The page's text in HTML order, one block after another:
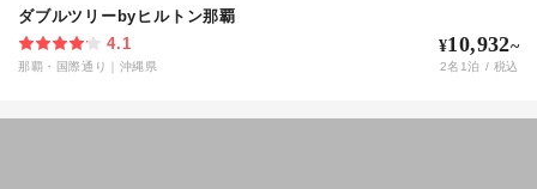
ダブルツリーbyヒルトン那覇
4.1
那覇・国際通り 沖縄県
¥10,932~
2名 1泊 / 税込